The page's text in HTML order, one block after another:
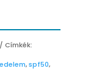
Címkék:
,spf50,